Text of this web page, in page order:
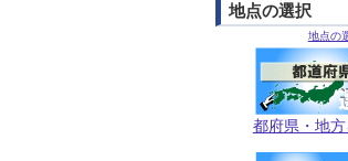
地点の選択
地点の
都府県・地